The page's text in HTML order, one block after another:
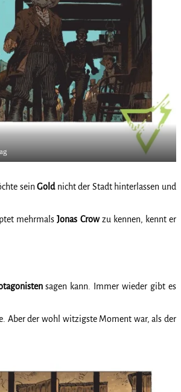
seinGoldnicht der Stadt hinterlassen und
mehrmalsJonas Crowzu kennen, kennt er
sagen kann. Immer wieder gibt es
Aber der wohl witzigste Moment war, als der